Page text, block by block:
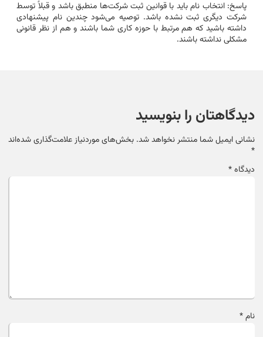
پاسخ: انتخاب نام باید با قوانین ثبت شرکت‌ها منطبق باشد و قبلاً توسط
شرکت دیگری ثبت نشده باشد. توصیه می‌شود چندین نام پیشنهادی
داشته باشید که هم مرتبط با حوزه کاری شما باشند و هم از نظر قانونی
مشکلی نداشته باشند.
دیدگاهتان را بنویسید
نشانی ایمیل شما منتشر نخواهد شد. بخش‌های موردنیاز علامت‌گذاری شده‌اند
*
دیدگاه*
نام*